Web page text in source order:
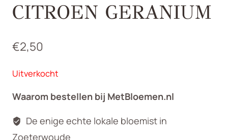
CITROEN GERANIUM
€2,50
Uitverkocht
Waarom bestellen bij MetBloemen.nl
De enige echte lokale bloemist in
Zoeterwoude